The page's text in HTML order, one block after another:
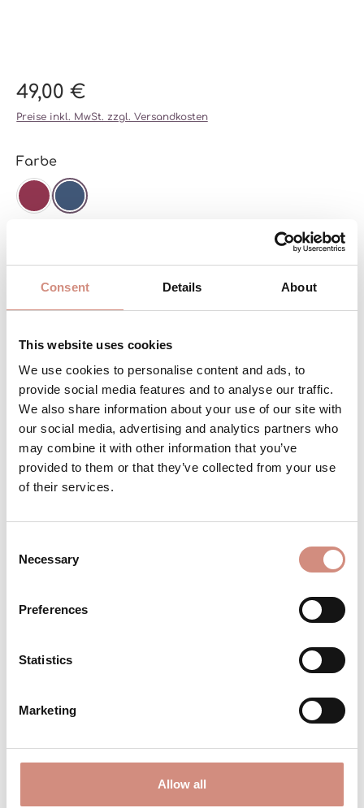
Consent Details About
This website uses cookies
We use cookies to personalise content and ads, to
provide social media features and to analyse our traffic.
We also share information about your use of our site with
our social media, advertising and analytics partners who
may combine it with other information that you’ve
provided to them or that they’ve collected from your use
of their services.
Selection
Necessary
Preferences
Statistics
Marketing
Allow all
49,00 €
Preise inkl. MwSt. zzgl. Versandkosten
Farbeauswählen
BEERE NAVY
dir!
Produkt Anzahl: Gib den
Stk IN DEN WARENKORB
Produktnummer:
rec. Polyester Membran: 100% Polyurethan
3. Lage: 100% Bio-Baumwolle Wattierter
MATERIAL